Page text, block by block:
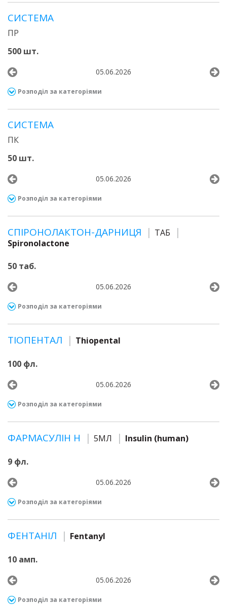
СИСТЕМА
ПР
500 шт.
05.06.2026
Розподіл за категоріями
СИСТЕМА
ПК
50 шт.
05.06.2026
Розподіл за категоріями
СПІРОНОЛАКТОН-ДАРНИЦЯ
ТАБ
Spironolactone
50 таб.
05.06.2026
Розподіл за категоріями
ТІОПЕНТАЛ Thiopental
100 фл.
05.06.2026
Розподіл за категоріями
ФАРМАСУЛІН Н 5МЛ Insulin (human)
9 фл.
05.06.2026
Розподіл за категоріями
ФЕНТАНІЛ Fentanyl
10 амп.
05.06.2026
Розподіл за категоріями